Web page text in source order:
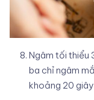
Ngâm tối thiểu
ba chỉ ngâm
khoảng 20